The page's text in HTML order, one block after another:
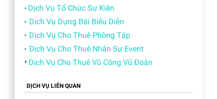
• Dịch Vụ Tổ Chức Sự Kiện
• Dịch Vụ Dựng Bài Biểu Diễn
• Dịch Vụ Cho Thuê Phòng Tập
• Dịch Vụ Cho Thuê Nhân Sự Event
• Dịch Vụ Cho Thuê Vũ Công Vũ Đoàn
DỊCH VỤ LIÊN QUAN